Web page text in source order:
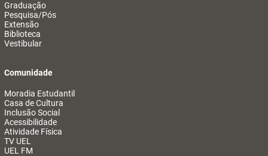
Graduação
Pesquisa/Pós
Extensão
Biblioteca
Vestibular
Comunidade
Moradia Estudantil
Casa de Cultura
Inclusão Social
Acessibilidade
Atividade Física
TV UEL
UEL FM